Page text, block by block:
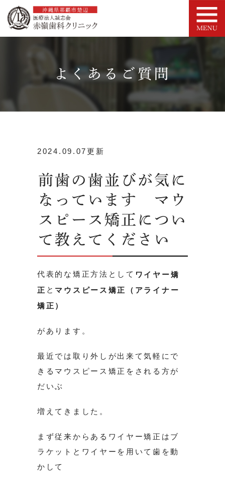
よくあるご質問
2024.09.07更新
前歯の歯並びが気に
なっています マウ
スピース矯正につい
て教えてください
代表的な矯正方法として ワイヤー矯
正 と マウスピース矯正（アライナー
矯正）
があります。
最近では取り外しが出来て気軽にで
きるマウスピース矯正をされる方が
だいぶ
増えてきました。
まず従来からあるワイヤー矯正はブ
ラケットとワイヤーを用いて歯を動
かして